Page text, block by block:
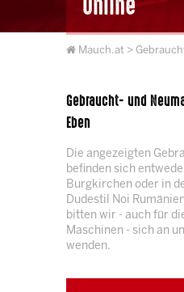
Online
Mauch.at >
Gebraucht- und
Eben
Die angezeigten
befinden sich
Burgkirchen oder in
Dudestil Noi
bitten wir - auch für
Maschinen - sich an
wenden.